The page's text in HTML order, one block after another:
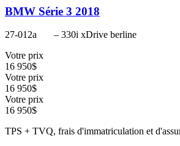
BMW Série 3 2018
27-012a
– 330i xDrive berline
Votre prix
16 950$
Votre prix
16 950$
Votre prix
16 950$
TPS + TVQ, frais d'immatriculation et